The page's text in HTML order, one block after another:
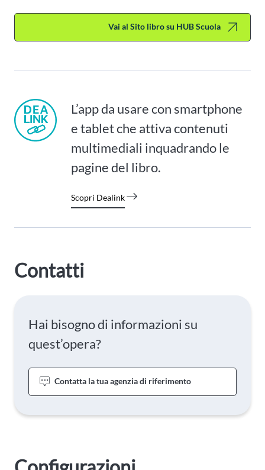
Vai al Sito libro su HUB Scuola
L’app da usare con smartphone
e tablet che attiva contenuti
multimediali inquadrando le
pagine del libro.
Scopri Dealink
Contatti
Hai bisogno di informazioni su
quest’opera?
Contatta la tua agenzia di riferimento